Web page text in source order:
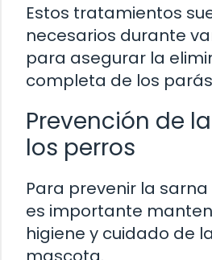
Estos tratamientos
necesarios durante
para asegurar la
completa de los
Prevención de
los perros
Para prevenir la
es importante
higiene y cuidado de